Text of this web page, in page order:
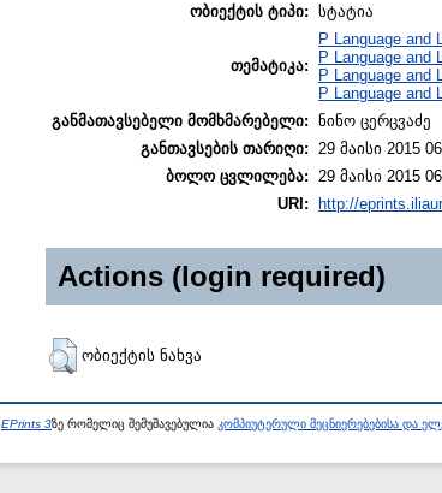
ობიექტის ტიპი: სტატია
თემატიკა:
P Language and
P Language and
P Language and
P Language and
განმათავსებელი მომხმარებელი: ნინო ცერცვაძე
განთავსების თარიღი:
29 მაისი 2015
ბოლო ცვლილება:
29 მაისი 2015
URI:
http://
Actions (login required)
ობიექტის ნახვა
EPrints 3ზე რომელიც შემუშავებულია კომპიუტერული მეცნიერებებისა და